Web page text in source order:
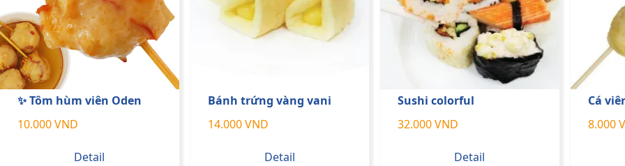
✨ Tôm hùm viên Oden
10.000 VND
Detail
Bánh trứng vàng vani
14.000 VND
Detail
Sushi colorful
32.000 VND
Detail
Cá
8.000